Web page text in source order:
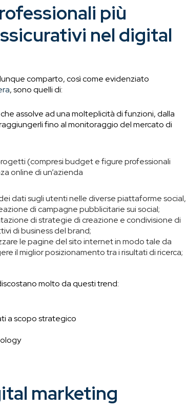
più
nel digital
comparto, così come evidenziato
, sono quelli di:
assolve ad una molteplicità di funzioni, dalla
fino al monitoraggio del mercato di
(compresi budget e figure professionali
online di un’azienda
dati sugli utenti nelle diverse piattaforme social,
di campagne pubblicitarie sui social;
di strategie di creazione e condivisione di
di business del brand;
le pagine del sito internet in modo tale da
il miglior posizionamento tra i risultati di ricerca;
molto da questi trend:
a scopo strategico
marketing